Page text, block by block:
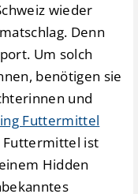
wieder
Denn
Um solch
benötigen sie
und
Futtermittel
Futtermittel ist
Hidden